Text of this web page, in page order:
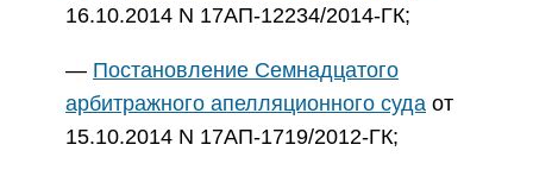
16.10.2014 N 17АП-12234/2014-ГК;
— Постановление Семнадцатого
арбитражного апелляционного суда от
15.10.2014 N 17АП-1719/2012-ГК;